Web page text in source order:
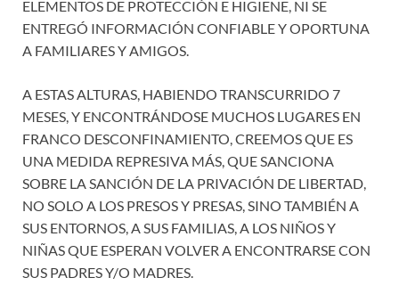
ELEMENTOS DE PROTECCIÓN E HIGIENE, NI SE
ENTREGÓ INFORMACIÓN CONFIABLE Y OPORTUNA
A FAMILIARES Y AMIGOS.
A ESTAS ALTURAS, HABIENDO TRANSCURRIDO 7
MESES, Y ENCONTRÁNDOSE MUCHOS LUGARES EN
FRANCO DESCONFINAMIENTO, CREEMOS QUE ES
UNA MEDIDA REPRESIVA MÁS, QUE SANCIONA
SOBRE LA SANCIÓN DE LA PRIVACIÓN DE LIBERTAD,
NO SOLO A LOS PRESOS Y PRESAS, SINO TAMBIÉN A
SUS ENTORNOS, A SUS FAMILIAS, A LOS NIÑOS Y
NIÑAS QUE ESPERAN VOLVER A ENCONTRARSE CON
SUS PADRES Y/O MADRES.